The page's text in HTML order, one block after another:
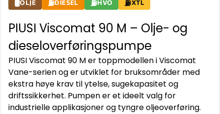
OLJE DIESEL HVO XTL
PIUSI Viscomat 90 M – Olje- og
dieseloverføringspumpe
PIUSI Viscomat 90 M er toppmodellen i Viscomat
Vane-serien og er utviklet for bruksområder med
ekstra høye krav til ytelse, sugekapasitet og
driftssikkerhet. Pumpen er et ideelt valg for
industrielle applikasjoner og tyngre oljeoverføring.